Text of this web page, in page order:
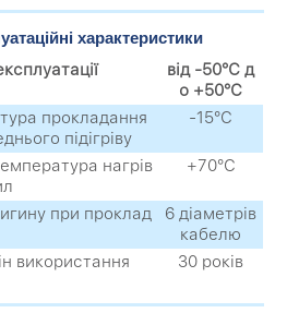
характеристики
від -50°С д
о +50°С
прокладання
підігріву
-15°С
нагрів
+70°С
при проклад
6 діаметрів
кабелю
використання
30 років